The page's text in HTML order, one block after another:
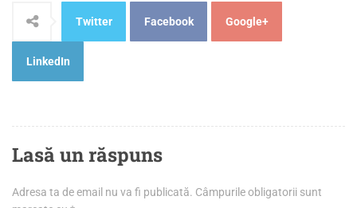
Twitter Facebook Google+
LinkedIn
Lasă un răspuns
Adresa ta de email nu va fi publicată. Câmpurile obligatorii sunt